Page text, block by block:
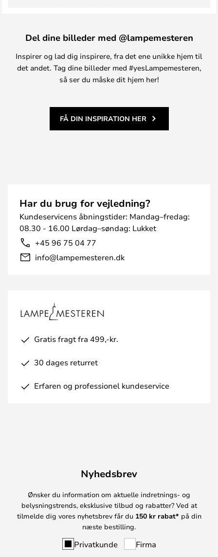
Del dine billeder med @lampemesteren
Inspirer og lad dig inspirere, fra det ene unikke hjem til
det andet. Tag dine billeder med #yesLampemesteren,
så ser du måske dit hjem her!
FÅ DIN INSPIRATION HER
Har du brug for vejledning?
Kundeservicens åbningstider: Mandag–fredag:
08.30 - 16.00 Lørdag–søndag: Lukket
+45 96 75 04 77
info@lampemesteren.dk
Gratis fragt fra 499,-kr.
30 dages returret
Erfaren og professionel kundeservice
Nyhedsbrev
Ønsker du information om aktuelle indretnings- og
belysningstrends, eksklusive tilbud og rabatter? Ved at
tilmelde dig vores nyhetsbrev får du 150 kr rabat* på din
næste bestilling.
Privatkunde Firma